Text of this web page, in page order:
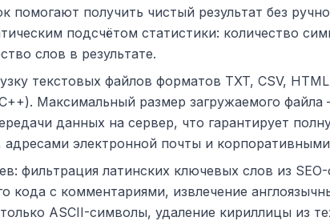
получить чистый результат без
подсчётом статистики: количество
слов в результате.
текстовых файлов форматов TXT, CSV,
Максимальный размер загружаемого файла
данных на сервер, что гарантирует
электронной почты и
фильтрация латинских ключевых слов из
кода с комментариями, извлечение
ASCII-символы, удаление кириллицы из